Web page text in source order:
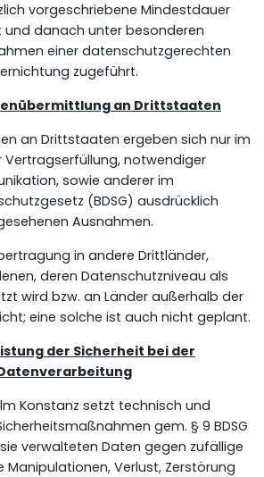
vorgeschriebene Mindestdauer
danach unter besonderen
einer datenschutzgerechten
zugeführt.
an Drittstaaten
an Drittstaaten ergeben sich nur im
Vertragserfüllung, notwendiger
sowie anderer im
(BDSG) ausdrücklich
Ausnahmen.
in andere Drittländer,
deren Datenschutzniveau als
wird bzw. an Länder außerhalb der
eine solche ist auch nicht geplant.
der Sicherheit bei der
Konstanz setzt technisch und
gem. § 9 BDSG
verwalteten Daten gegen zufällige
Manipulationen, Verlust, Zerstörung